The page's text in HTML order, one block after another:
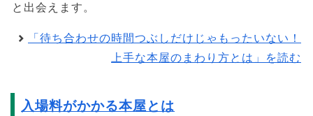
と出会えます。
「待ち合わせの時間つぶしだけじゃもったいない！
上手な本屋のまわり方とは」を読む
入場料がかかる本屋とは